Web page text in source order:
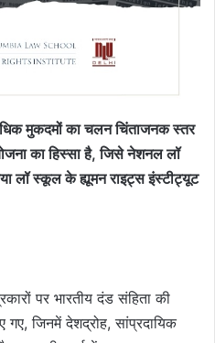
मुकदमों का चलन चिंताजनक स्तर
का हिस्सा है, जिसे नेशनल लॉ
लॉ स्कूल के ह्यूमन राइट्स इंस्टीट्यूट
पर भारतीय दंड संहिता की
गए, जिनमें देशद्रोह, सांप्रदायिक